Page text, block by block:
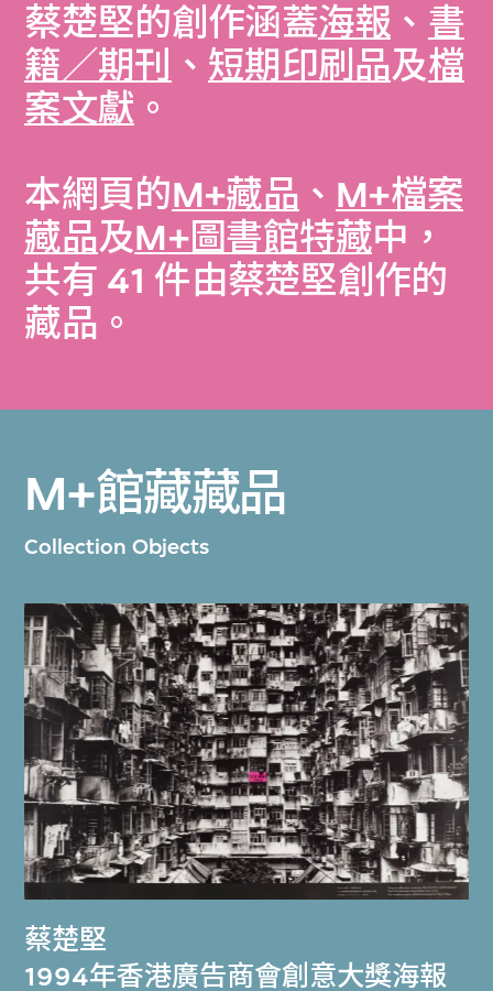
蔡楚堅的創作涵蓋海報 、 書
籍／期刊 、 短期印刷品及檔
案文獻 。
本網頁的M+藏品 、 M+檔案
藏品及M+圖書館特藏中，
共有 41 件由蔡楚堅創作的
藏品。
M+館藏藏品
Collection Objects
蔡楚堅
1994年香港廣告商會創意大獎海報